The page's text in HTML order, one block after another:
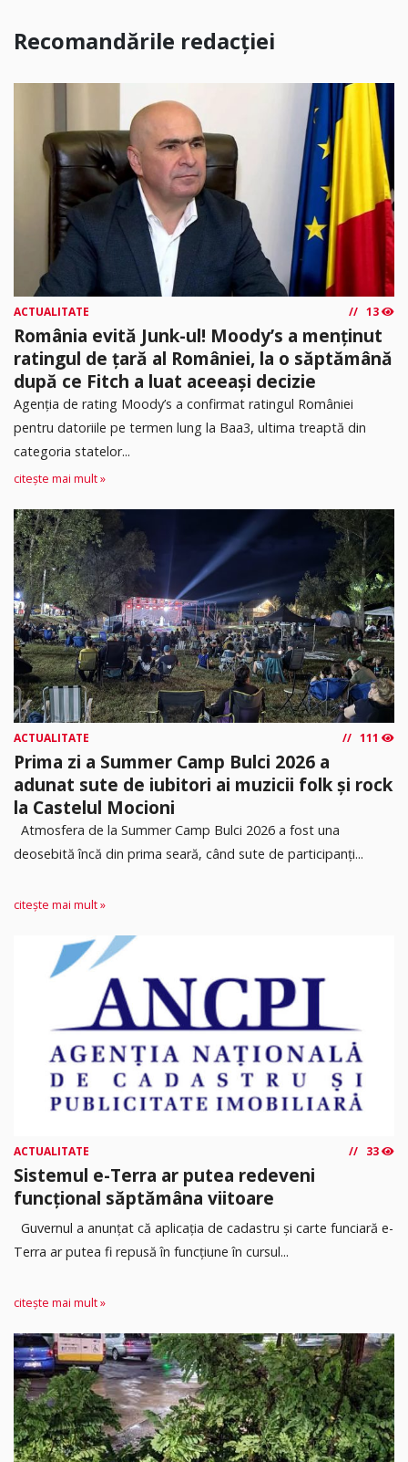
Recomandările redacției
ACTUALITATE 13
România evită Junk-ul! Moody’s a menținut
ratingul de țară al României, la o săptămână
după ce Fitch a luat aceeași decizie
Agenția de rating Moody’s a confirmat ratingul României
pentru datoriile pe termen lung la Baa3, ultima treaptă din
categoria statelor...
citește mai mult »
ACTUALITATE 111
Prima zi a Summer Camp Bulci 2026 a
adunat sute de iubitori ai muzicii folk și rock
la Castelul Mocioni
Atmosfera de la Summer Camp Bulci 2026 a fost una
deosebită încă din prima seară, când sute de participanți...
citește mai mult »
ACTUALITATE 33
Sistemul e-Terra ar putea redeveni
funcțional săptămâna viitoare
Guvernul a anunțat că aplicația de cadastru și carte funciară e-
Terra ar putea fi repusă în funcțiune în cursul...
citește mai mult »